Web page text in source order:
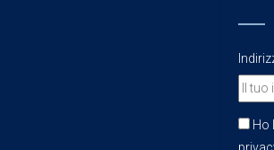
Ho